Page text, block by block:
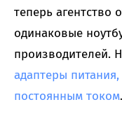
теперь агентство
одинаковые
производителей.
адаптеры
постоянным током.